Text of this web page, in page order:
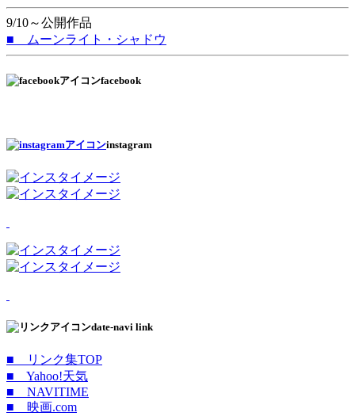
9/10～公開作品
■ ムーンライト・シャドウ
facebook
instagram
date-navi link
■ リンク集TOP
■ Yahoo!天気
■ NAVITIME
■ 映画.com